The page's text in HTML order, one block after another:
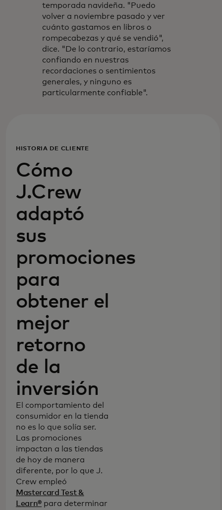
temporada navideña. "Puedo
volver a noviembre pasado y ver
cuánto gastamos en libros o
rompecabezas y qué se vendió",
dice. "De lo contrario, estaríamos
confiando en nuestras
recordaciones o sentimientos
generales, y ninguno es
particularmente confiable".
HISTORIA DE CLIENTE
Cómo
J.Crew
adaptó
sus
promociones
para
obtener el
mejor
retorno
de la
inversión
El comportamiento del
consumidor en la tienda
no es lo que solía ser.
Las promociones
impactan a las tiendas
de hoy de manera
diferente, por lo que J.
Crew empleó
Mastercard Test &
Learn® para determinar